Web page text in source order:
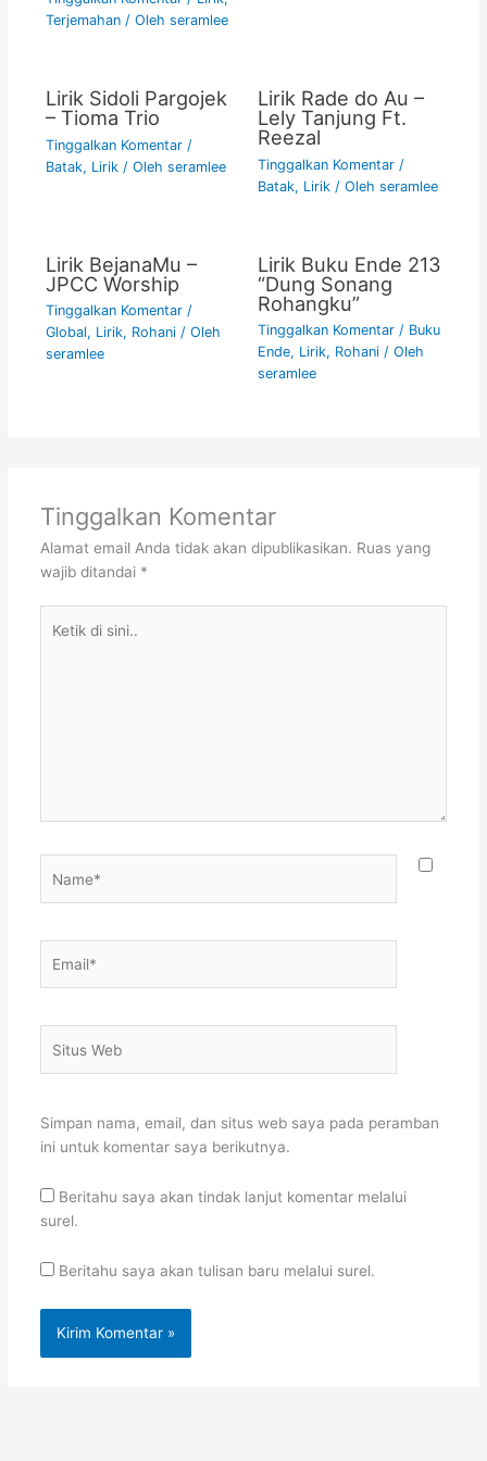
Terjemahan/ Oleh seramlee
Lirik Sidoli Pargojek
– Tioma Trio
Tinggalkan Komentar /
Batak, Lirik/ Oleh seramlee
Lirik Rade do Au –
Lely Tanjung Ft.
Reezal
Tinggalkan Komentar /
Batak, Lirik/ Oleh seramlee
Lirik BejanaMu –
JPCC Worship
Tinggalkan Komentar /
Global, Lirik, Rohani/ Oleh
seramlee
Lirik Buku Ende 213
“Dung Sonang
Rohangku”
Tinggalkan Komentar / Buku
Ende, Lirik, Rohani/ Oleh
seramlee
Tinggalkan Komentar
Alamat email Anda tidak akan dipublikasikan. Ruas yang
wajib ditandai *
Web
Simpan nama, email, dan situs web saya pada peramban
ini untuk komentar saya berikutnya.
Beritahu saya akan tindak lanjut komentar melalui
surel.
Beritahu saya akan tulisan baru melalui surel.